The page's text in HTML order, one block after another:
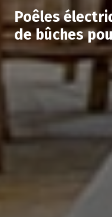
Poêles
de bûches